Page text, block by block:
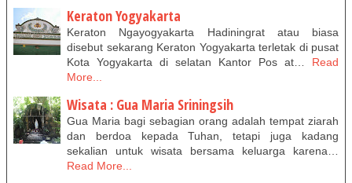
Keraton Yogyakarta
Keraton Ngayogyakarta Hadiningrat atau biasa
disebut sekarang Keraton Yogyakarta terletak di pusat
Kota Yogyakarta di selatan Kantor Pos at…
Read
More...
Wisata : Gua Maria Sriningsih
Gua Maria bagi sebagian orang adalah tempat ziarah
dan berdoa kepada Tuhan, tetapi juga kadang
sekalian untuk wisata bersama keluarga karena…
Read More...